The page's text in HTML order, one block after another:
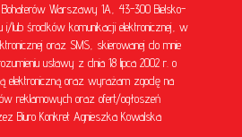
Warszawy 1A, 43-300 Bielsko-
i/lub środków komunikacji elektronicznej, w
oraz SMS, skierowanej do mnie
ustawy z dnia 18 lipca 2002 r. o
elektroniczną oraz wyrażam zgodę na
reklamowych oraz ofert/ogłoszeń
Biuro Konkret Agnieszka Kowalska